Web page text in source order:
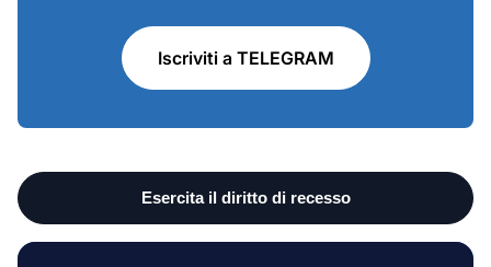
Iscriviti a TELEGRAM